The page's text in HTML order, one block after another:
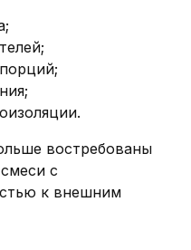
востребованы
с
к внешним